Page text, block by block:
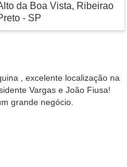
da Boa Vista, Ribeirao
- SP
, excelente localização na
Vargas e João Fiusa!
grande negócio.